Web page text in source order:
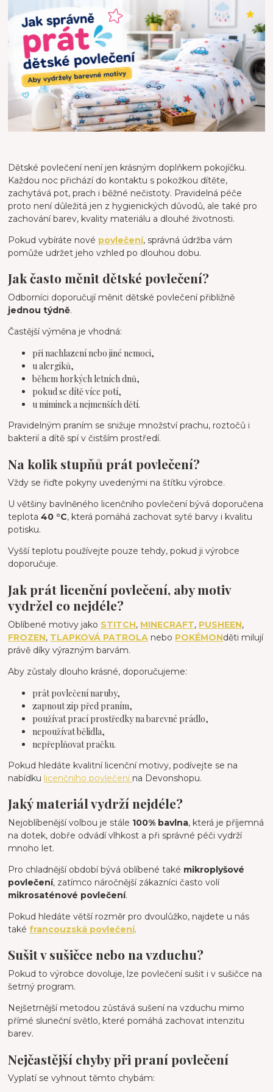
Dětské povlečení není jen krásným doplňkem pokojíčku.
Každou noc přichází do kontaktu s pokožkou dítěte,
zachytává pot, prach i běžné nečistoty. Pravidelná péče
proto není důležitá jen z hygienických důvodů, ale také pro
zachování barev, kvality materiálu a dlouhé životnosti.
Pokud vybíráte nové povlečení, správná údržba vám
pomůže udržet jeho vzhled po dlouhou dobu.
Jak často měnit dětské povlečení?
Odborníci doporučují měnit dětské povlečení přibližně
jednou týdně.
Častější výměna je vhodná:
při nachlazení nebo jiné nemoci,
u alergiků,
během horkých letních dnů,
pokud se dítě více potí,
u miminek a nejmenších dětí.
Pravidelným praním se snižuje množství prachu, roztočů i
bakterií a dítě spí v čistším prostředí.
Na kolik stupňů prát povlečení?
Vždy se řiďte pokyny uvedenými na štítku výrobce.
U většiny bavlněného licenčního povlečení bývá doporučena
teplota40 °C, která pomáhá zachovat syté barvy i kvalitu
potisku.
Vyšší teplotu používejte pouze tehdy, pokud ji výrobce
doporučuje.
Jak prát licenční povlečení, aby motiv
vydržel co nejdéle?
Oblíbené motivy jako STITCH, MINECRAFT, PUSHEEN,
FROZEN, TLAPKOVÁ PATROLA nebo POKÉMONděti milují
právě díky výrazným barvám.
Aby zůstaly dlouho krásné, doporučujeme:
prát povlečení naruby,
zapnout zip před praním,
používat prací prostředky na barevné prádlo,
nepoužívat bělidla,
nepřeplňovat pračku.
Pokud hledáte kvalitní licenční motivy, podívejte se na
nabídku licenčního povlečení na Devonshopu.
Jaký materiál vydrží nejdéle?
Nejoblíbenější volbou je stále 100% bavlna, která je příjemná
na dotek, dobře odvádí vlhkost a při správné péči vydrží
mnoho let.
Pro chladnější období bývá oblíbené také mikroplyšové
povlečení, zatímco náročnější zákazníci často volí
mikrosaténové povlečení.
Pokud hledáte větší rozměr pro dvoulůžko, najdete u nás
takéfrancouzská povlečení.
Sušit v sušičce nebo na vzduchu?
Pokud to výrobce dovoluje, lze povlečení sušit i v sušičce na
šetrný program.
Nejšetrnější metodou zůstává sušení na vzduchu mimo
přímé sluneční světlo, které pomáhá zachovat intenzitu
barev.
Nejčastější chyby při praní povlečení
Vyplatí se vyhnout těmto chybám: